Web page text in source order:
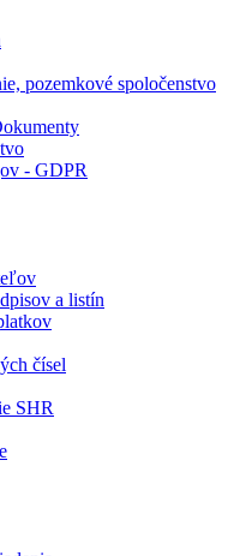
pozemkové spoločenstvo
- GDPR
a listín
čísel
SHR